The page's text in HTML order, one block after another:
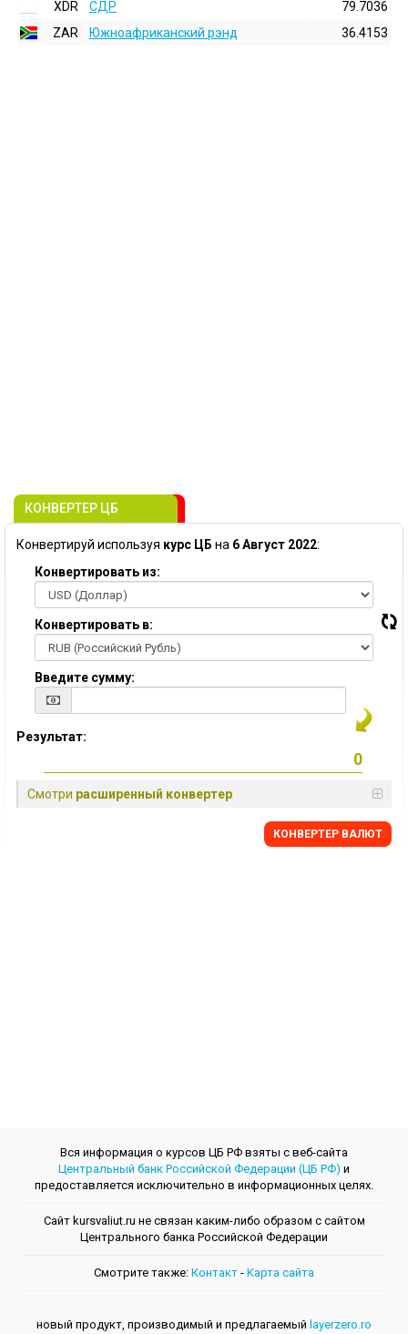
XDR
СДР
79.7036
ZAR
Южноафриканский рэнд 36.4153
КОНВЕРТЕР ЦБ
Конвертируй используя курс ЦБ на 6 Август 2022:
Конвертировать из:
Конвертировать в:
Введите сумму:
Результат:
Смотри расширенный конвертер
КОНВЕРТЕР ВАЛЮТ
Вся информация о курсов ЦБ РФ взяты с веб-сайта
Центральный банк Российской Федерации (ЦБ РФ) и
предоставляется исключительно в информационных целях.
Сайт kursvaliut.ru не связан каким-либо образом с сайтом
Центрального банкa Российской Федерации
Смотрите также: Контакт - Kарта сайта
новый продукт, производимый и предлагаемый layerzero.ro